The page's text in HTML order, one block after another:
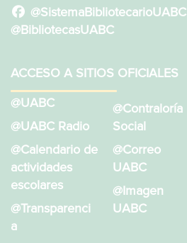
@SistemaBibliotecarioUABC
@BibliotecasUABC
ACCESO A SITIOS OFICIALES
@UABC
@UABC Radio
@Calendario de
actividades
escolares
@Transparenci
a
@Contraloría
Social
@Correo
UABC
@Imagen
UABC